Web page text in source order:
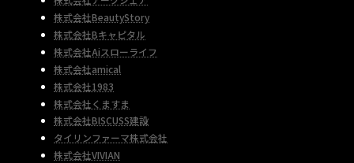
株式会社BeautyStory
株式会社Bキャピタル
株式会社Aiスローライフ
株式会社amical
株式会社1983
株式会社くますま
株式会社BISCUSS建設
タイリンファーマ株式会社
株式会社VIVIAN